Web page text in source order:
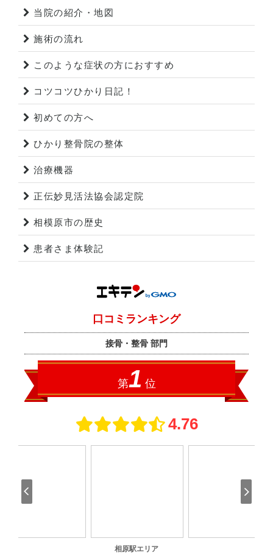
当院の紹介・地図
施術の流れ
このような症状の方におすすめ
コツコツひかり日記！
初めての方へ
ひかり整骨院の整体
治療機器
正伝妙見活法協会認定院
相模原市の歴史
患者さま体験記